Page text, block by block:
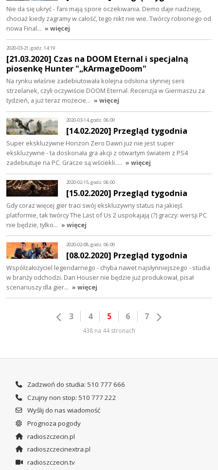
Nie da się ukryć - fani mają spore oczekiwania. Demo daje nadzieję,
chociaż kiedy zagramy w całość, tego nikt nie wie. Twórcy robionego od
nowa Final… » więcej
2020-03-21, godz. 14:19
[21.03.2020] Czas na DOOM Eternal i specjalną
piosenkę Hunter "„kArmageDoom"
Na rynku właśnie zadebiutowała kolejna odsłona słynnej serii
strzelanek, czyli oczywiście DOOM Eternal. Recenzja w Giermaszu za
tydzień, a już teraz możecie… » więcej
2020-03-14, godz. 06:00
[14.02.2020] Przegląd tygodnia
Super ekskluzywne Horizon Zero Dawn już nie jest super
ekskluzywne - ta doskonała gra akcji z otwartym światem z PS4
zadebiutuje na PC. Gracze są wściekli..… » więcej
2020-02-15, godz. 06:00
[15.02.2020] Przegląd tygodnia
Gdy coraz więcej gier traci swój ekskluzywny status na jakiejś
platformie, tak twórcy The Last of Us 2 uspokajają (?) graczy: wersji PC
nie będzie, tylko… » więcej
2020-02-08, godz. 06:00
[08.02.2020] Przegląd tygodnia
Współzałożyciel legendarnego - chyba nawet najsłynniejszego - studia
w branży odchodzi. Dan Houser nie będzie już produkował, pisał
scenariuszy dla gier… » więcej
3 4 5 6 7
438 na 44 stronach
Zadzwoń do studia: 510 777 666
Czujny non stop: 510 777 222
Wyślij do nas wiadomość
Prognoza pogody
radioszczecin.pl
radioszczecinextra.pl
radioszczecin.tv